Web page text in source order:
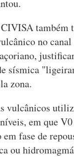
também
no
sísmica
zona.
vulcânicos
em que
fase de
ou